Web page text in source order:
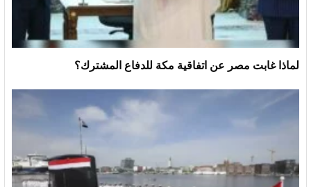
لماذا غابت مصر عن اتفاقية مكة للدفاع المشترك؟